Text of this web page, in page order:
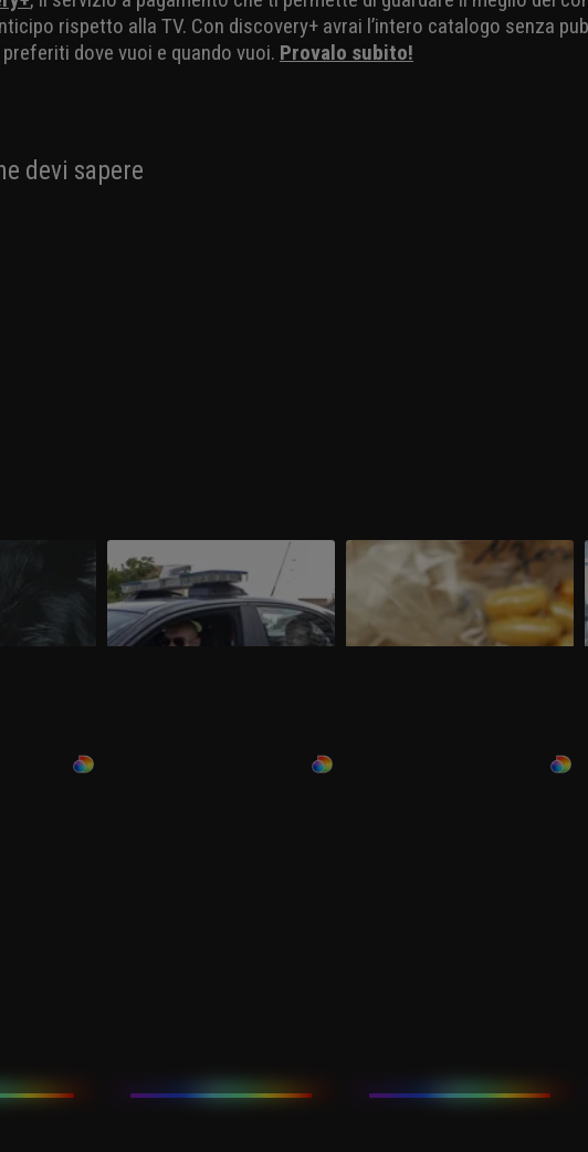
rispetto alla TV. Con discovery+ avrai l’intero catalogo senza
dove vuoi e quando vuoi. Provalo subito!
devi sapere
Guardia
un tesoro
di un tesoro
decisivo
addestrato a
Border Control Italia, ecco le auto
della Guardia di Finanza
Andiamo alla scoperta del parco auto
della Guardia di Finanza che è in
costante aggiornamento.
I trucchi dei narcotrafficanti per
nascondere la droga
Dal classico doppiofondo alle scarpe da
ginnastica, passando per gli “ovulatori”:
ecco alcuni dei mezzi utilizzati dai
narcotrafficanti per esportare la droga in